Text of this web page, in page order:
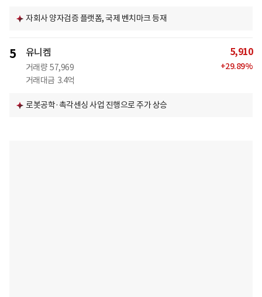
자회사 양자검증 플랫폼, 국제 벤치마크 등재
5 유니켐
거래량 57,969
거래대금 3.4억
5,910
+29.89%
로봇공학·촉각센싱 사업 진행으로 주가 상승